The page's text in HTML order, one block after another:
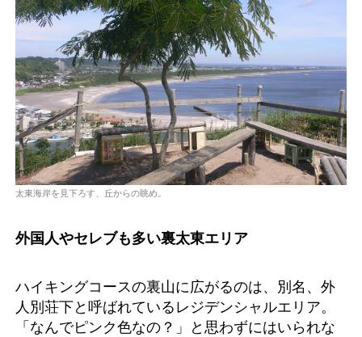
太東海岸を見下ろす、丘からの眺め。
外国人やセレブも多い裏太東エリア
ハイキングコースの裏山に広がるのは、別名、外
人別荘下と呼ばれているレジデンシャルエリア。
「なんでピンク色なの？」と思わずにはいられな